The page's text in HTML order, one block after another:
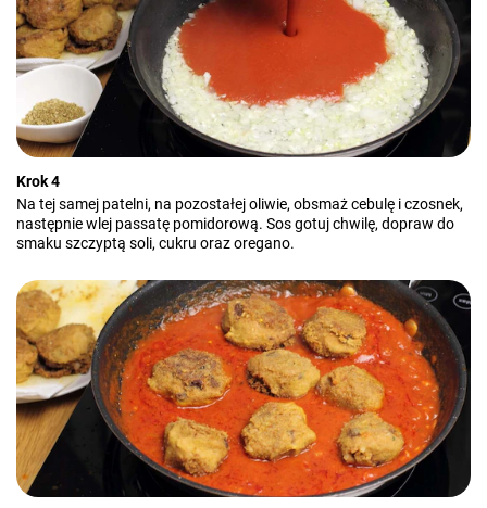
Krok 4
Na tej samej patelni, na pozostałej oliwie, obsmaż cebulę i czosnek,
następnie wlej passatę pomidorową. Sos gotuj chwilę, dopraw do
smaku szczyptą soli, cukru oraz oregano.